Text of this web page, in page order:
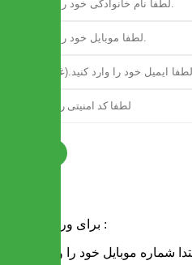
برای ورود به سایت :